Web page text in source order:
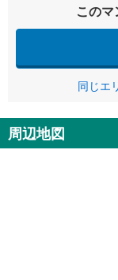
この
同じエ
周辺地図